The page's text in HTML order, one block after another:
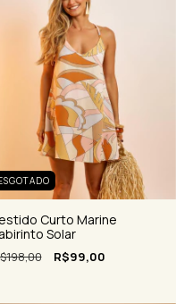
Curto Marine
Solar
R$99,00